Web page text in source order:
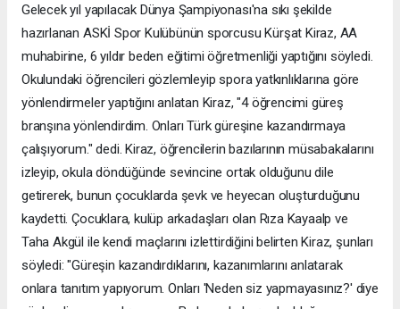
Gelecek yıl yapılacak Dünya Şampiyonası'na sıkı şekilde
hazırlanan ASKİ Spor Kulübünün sporcusu Kürşat Kiraz, AA
muhabirine, 6 yıldır beden eğitimi öğretmenliği yaptığını söyledi.
Okulundaki öğrencileri gözlemleyip spora yatkınlıklarına göre
yönlendirmeler yaptığını anlatan Kiraz, "4 öğrencimi güreş
branşına yönlendirdim. Onları Türk güreşine kazandırmaya
çalışıyorum." dedi. Kiraz, öğrencilerin bazılarının müsabakalarını
izleyip, okula döndüğünde sevincine ortak olduğunu dile
getirerek, bunun çocuklarda şevk ve heyecan oluşturduğunu
kaydetti. Çocuklara, kulüp arkadaşları olan Rıza Kayaalp ve
Taha Akgül ile kendi maçlarını izlettirdiğini belirten Kiraz, şunları
söyledi: "Güreşin kazandırdıklarını, kazanımlarını anlatarak
onlara tanıtım yapıyorum. Onları 'Neden siz yapmayasınız?' diye